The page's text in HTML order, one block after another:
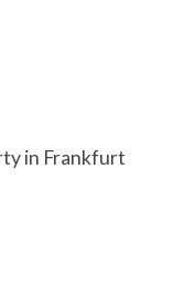
in Frankfurt